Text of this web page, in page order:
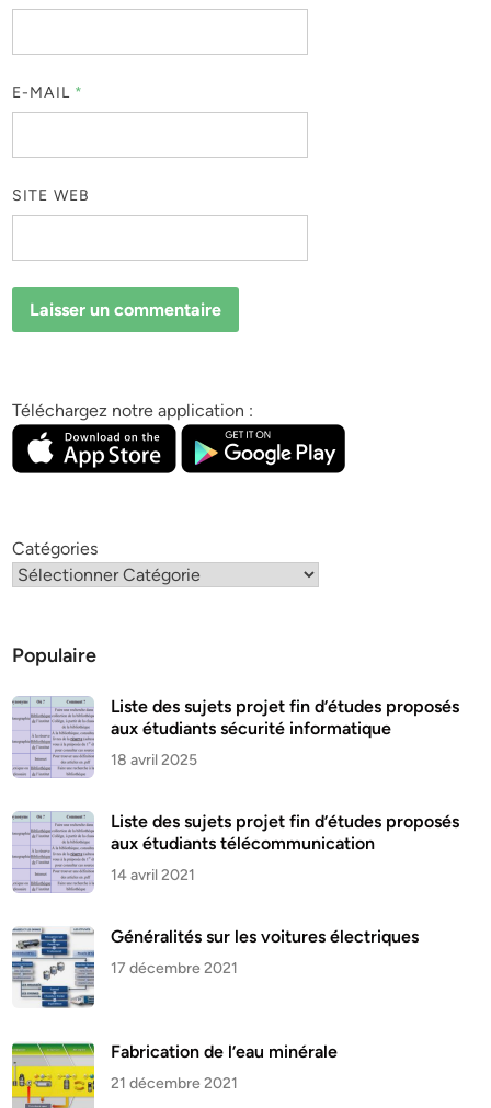
E-MAIL *
SITE WEB
Téléchargez notre application :
Catégories
Populaire
Liste des sujets projet fin d’études proposés
aux étudiants sécurité informatique
18 avril 2025
Liste des sujets projet fin d’études proposés
aux étudiants télécommunication
14 avril 2021
Généralités sur les voitures électriques
17 décembre 2021
Fabrication de l’eau minérale
21 décembre 2021